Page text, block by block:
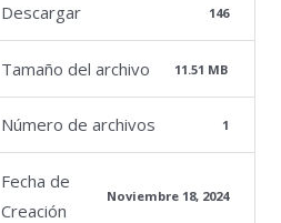
Descargar 146
Tamaño del archivo 11.51 MB
Número de archivos 1
Fecha de
Creación
Noviembre 18, 2024